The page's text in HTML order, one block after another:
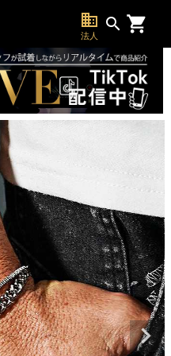
business
法人
search